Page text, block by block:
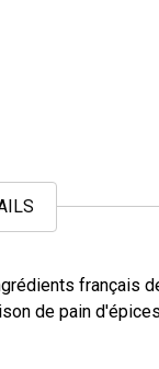
français
de pain